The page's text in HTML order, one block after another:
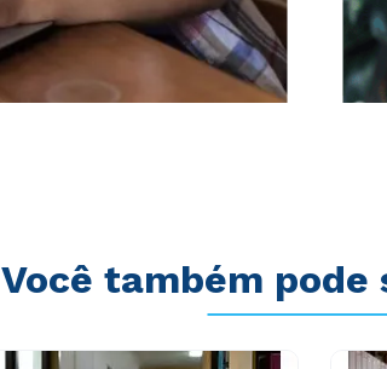
Você também pode